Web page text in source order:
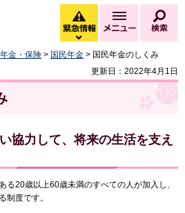
緊急情報
緊急情報を開く
メニュー
年金・保険 > 国民年金 > 国民年金のしくみ
更新日：2022年4月1日
協力して、将来の生活を支え
る20歳以上60歳未満のすべての人が加入し、
制度です。